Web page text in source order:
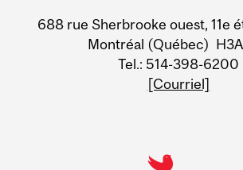
Information
688 rue Sherbrooke ouest, 11e
Montréal (Québec) H3A
Tel.: 514-398-6200
[Courriel]